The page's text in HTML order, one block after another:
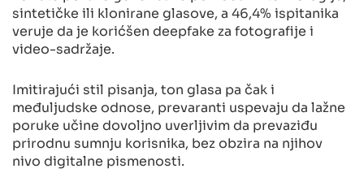
sintetičke ili klonirane glasove, a 46,4% ispitanika
veruje da je korićšen deepfake za fotografije i
video-sadržaje.
Imitirajući stil pisanja, ton glasa pa čak i
međuljudske odnose, prevaranti uspevaju da lažne
poruke učine dovoljno uverljivim da prevaziđu
prirodnu sumnju korisnika, bez obzira na njihov
nivo digitalne pismenosti.